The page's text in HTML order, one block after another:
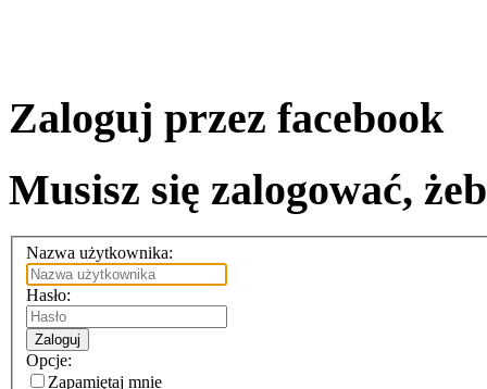
Zaloguj przez facebook
Musisz się zalogować,
Nazwa użytkownika:
Hasło:
Zaloguj
Opcje:
Zapamiętaj mnie